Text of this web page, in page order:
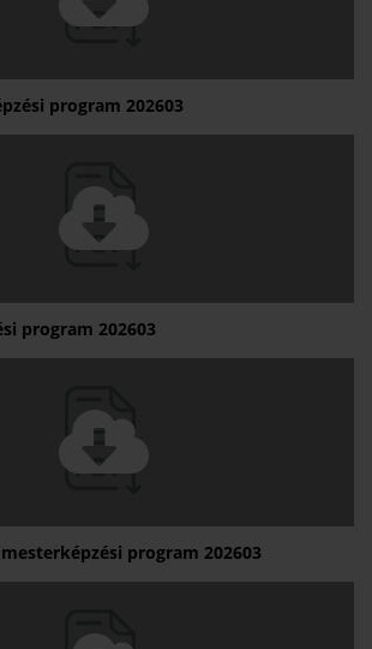
program 202603
program 202603
program 202603